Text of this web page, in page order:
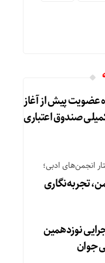
عضویت پیش از آغاز
صندوق اعتباری
انجمن‌های ادبی؛
تجربه‌نگاری
نوزدهمین
جوان